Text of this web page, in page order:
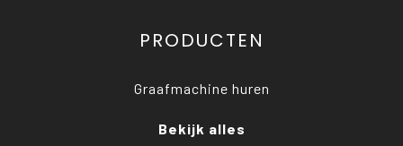
PRODUCTEN
Graafmachine huren
Bekijk alles